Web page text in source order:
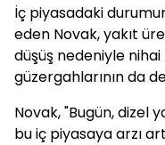
İç piyasadaki
eden Novak, yakıt
düşüş nedeniyle
güzergahlarının da
Novak, "Bugün, dizel
bu iç piyasaya arzı